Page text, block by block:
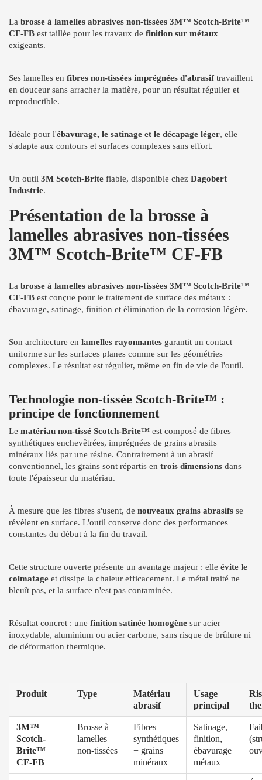
La brosse à lamelles abrasives non-tissées 3M™ Scotch-Brite™
CF-FB est taillée pour les travaux de finition sur métaux
exigeants.
Ses lamelles en fibres non-tissées imprégnées d'abrasiftravaillent
en douceur sans arracher la matière, pour un résultat régulier et
reproductible.
Idéale pour l'ébavurage, le satinage et le décapage léger, elle
s'adapte aux contours et surfaces complexes sans effort.
Un outil 3M Scotch-Brite fiable, disponible chez Dagobert
Industrie.
Présentation de la brosse à
lamelles abrasives non-tissées
3M™ Scotch-Brite™ CF-FB
La brosse à lamelles abrasives non-tissées 3M™ Scotch-Brite™
CF-FB est conçue pour le traitement de surface des métaux :
ébavurage, satinage, finition et élimination de la corrosion légère.
Son architecture en lamelles rayonnantes garantit un contact
uniforme sur les surfaces planes comme sur les géométries
complexes. Le résultat est régulier, même en fin de vie de l'outil.
Technologie non-tissée Scotch-Brite™ :
principe de fonctionnement
Le matériau non-tissé Scotch-Brite™ est composé de fibres
synthétiques enchevêtrées, imprégnées de grains abrasifs
minéraux liés par une résine. Contrairement à un abrasif
conventionnel, les grains sont répartis en trois dimensions dans
toute l'épaisseur du matériau.
À mesure que les fibres s'usent, de nouveaux grains abrasifs se
révèlent en surface. L'outil conserve donc des performances
constantes du début à la fin du travail.
Cette structure ouverte présente un avantage majeur : elle évite le
colmatage et dissipe la chaleur efficacement. Le métal traité ne
bleuît pas, et la surface n'est pas contaminée.
Résultat concret : une finition satinée homogène sur acier
inoxydable, aluminium ou acier carbone, sans risque de brûlure ni
de déformation thermique.
Produit Type
Matériau
abrasif
Usage
principal
3M™
Scotch-
Brite™
CF-FB
Brosse à
lamelles
non-tissées
Fibres
synthétiques
+ grains
minéraux
Satinage,
finition,
ébavurage
métaux